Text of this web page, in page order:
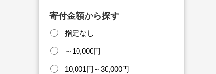
寄付金額から探す
指定なし
～10,000円
10,001円～30,000円